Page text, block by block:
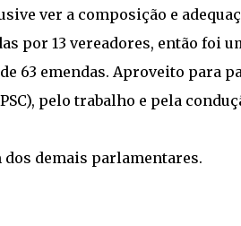
ver a composição e
por 13 vereadores, então foi
63 emendas. Aproveito para
pelo trabalho e pela
dos demais parlamentares.